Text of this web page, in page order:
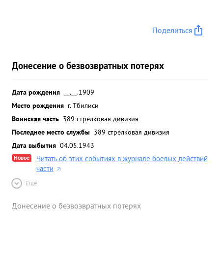
Поделиться
Донесение о безвозвратных потерях
Дата рождения
__.__.1909
Место рождения г. Тбилиси
Воинская часть 389 стрелковая дивизия
Последнее место службы 389 стрелковая дивизия
Дата выбытия 04.05.1943
Новое
Читать об этих событиях в журнале боевых действий
части
Ещё
Донесение о безвозвратных потерях